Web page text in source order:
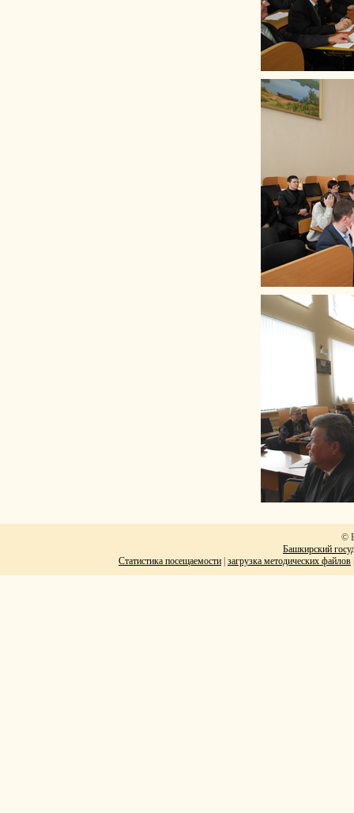
©
Башкирский
Статистика посещаемости загрузка методических файлов